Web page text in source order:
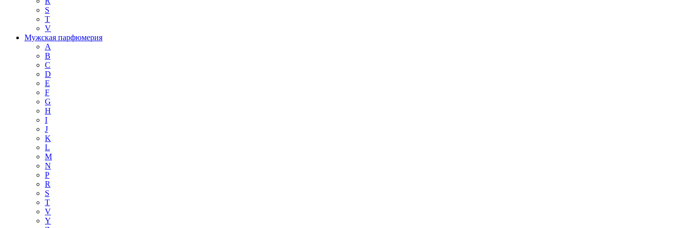
S
T
V
Мужская парфюмерия
A
B
C
D
E
F
G
H
I
J
K
L
M
N
P
R
S
T
V
Y